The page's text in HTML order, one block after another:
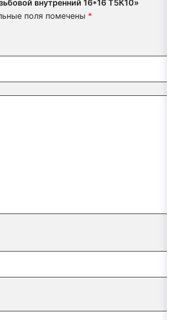
внутренний 16*16 Т5К10»
поля помечены *